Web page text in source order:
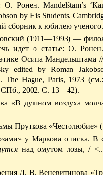
:О. Ронен. Mandelštam’s ‘
by His Students.
сборник к юбилею ученого.
(1911—1993) —
идет о статье: О.Ронен
Осипа Мандельштама
edited by Roman
. The Hague,Paris, 1973
2002. С. 13—42).
«В душном воздуха
Пруткова «Честолюбие»
у Маркова описка. В
над омутом лозы, /
Д. В. Веневитинова